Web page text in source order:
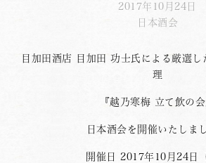
2017年10月24日
日本酒会
目加田酒店 目加田 功士氏による厳選し
理
『越乃寒梅 立て飲の会
日本酒会を開催いたしま
開催日 2017年10月24日